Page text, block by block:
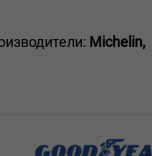
Michelin,